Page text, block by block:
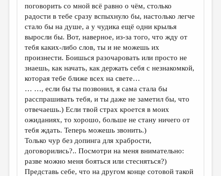
поговорить со мной всё равно о чём, столько
радости в тебе сразу вспыхнуло бы, настолько легче
стало бы на душе, а у чудика ещё одни крылья
выросли бы. Вот, наверное, из-за того, что жду от
тебя каких-либо слов, ты и не можешь их
произнести. Боишься разочаровать или просто не
знаешь, как начать, как держать себя с незнакомкой,
которая тебе ближе всех на свете…
… …, если бы ты позвонил, я сама стала бы
расспрашивать тебя, и ты даже не заметил бы, что
отвечаешь.) Если твой страх кроется в моих
ожиданиях, то хорошо, больше не стану ничего от
тебя ждать. Теперь можешь звонить.)
Только чур без допинга для храбрости,
договорились?.. Посмотри на меня внимательно:
разве можно меня бояться или стесняться?)
Представь себе, что на другом конце сотовой такой